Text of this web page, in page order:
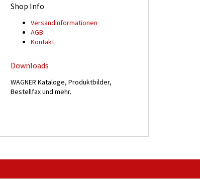
Shop Info
Versand­informationen
AGB
Kontakt
Downloads
WAGNER Kataloge, Produktbilder,
Bestellfax und mehr.